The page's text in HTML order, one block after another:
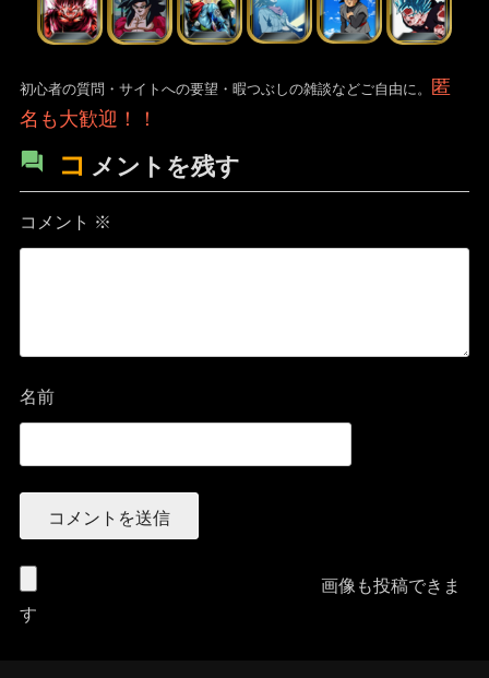
初心者の質問・サイトへの要望・暇つぶしの雑談などご自由に。
匿
名も大歓迎！！
コ メントを残す
コメント ※
名前
画像も投稿できま
す